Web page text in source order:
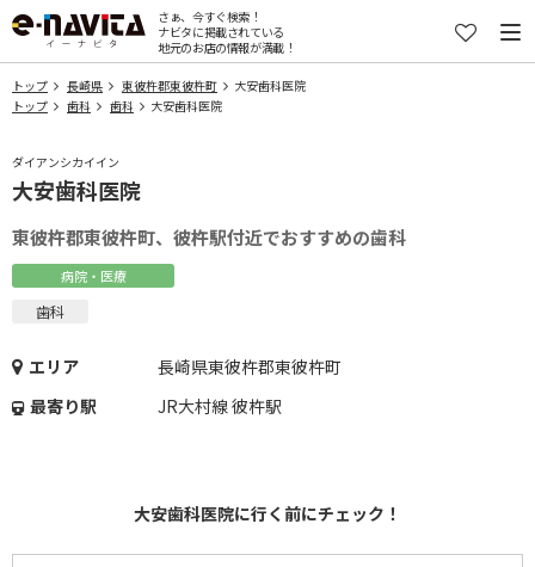
さぁ、今すぐ検索！
ナビタに掲載されている
地元のお店の情報が満載！
トップ 長崎県 東彼杵郡東彼杵町
大安歯科医院
トップ
歯科 歯科 大安歯科医院
ダイアンシカイイン
大安歯科医院
東彼杵郡東彼杵町、彼杵駅付近でおすすめの歯科
病院・医療
歯科
エリア
長崎県東彼杵郡東彼杵町
最寄り駅
JR大村線 彼杵駅
大安歯科医院に行く前にチェック！